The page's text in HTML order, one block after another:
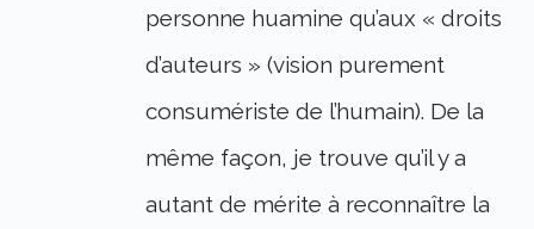
personne huamine qu’aux « droits
d’auteurs » (vision purement
consumériste de l’humain). De la
même façon, je trouve qu’il y a
autant de mérite à reconnaître la